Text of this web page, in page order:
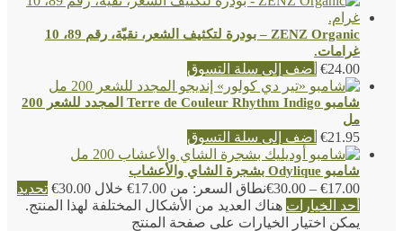
ZENZ Organic – بودرة لتكثيف الشعر، نقيّة، رقم 89، 10
غرامات.
€24.00 أضف إلى سلة التسوق
شامبو Terre de Couleur Rhythm Indigo المجدد للشعر 200
مل
€21.95 أضف إلى سلة التسوق
شامبو Odylique بشجرة الشاي والأعشاب
€17.00
–
€30.00 نطاق السعر: من ⁦€17.00⁩ خلال ⁦€30.00⁩
تحديد
أحد الخيارات هناك العديد من الأشكال المختلفة لهذا المنتج.
يمكن اختيار الخيارات على صفحة المنتج